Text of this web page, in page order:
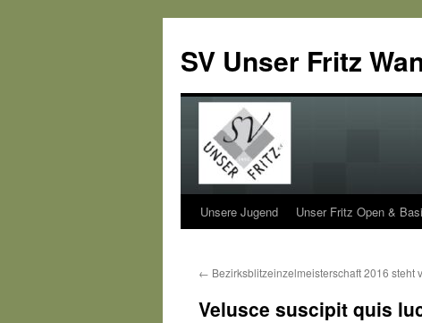
SV Unser Fritz
Zum
springen
Unsere Jugend Unser Fritz Open &
← Bezirksblitzeinzelmeisterschaft 2016 steht
Velusce suscipit quis